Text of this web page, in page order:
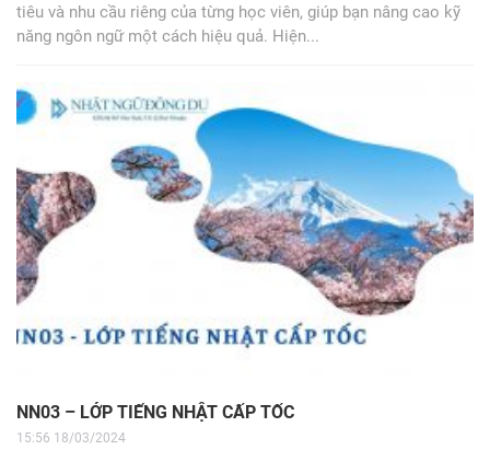
tiêu và nhu cầu riêng của từng học viên, giúp bạn nâng cao kỹ
năng ngôn ngữ một cách hiệu quả. Hiện...
NN03 – LỚP TIẾNG NHẬT CẤP TỐC
15:56 18/03/2024